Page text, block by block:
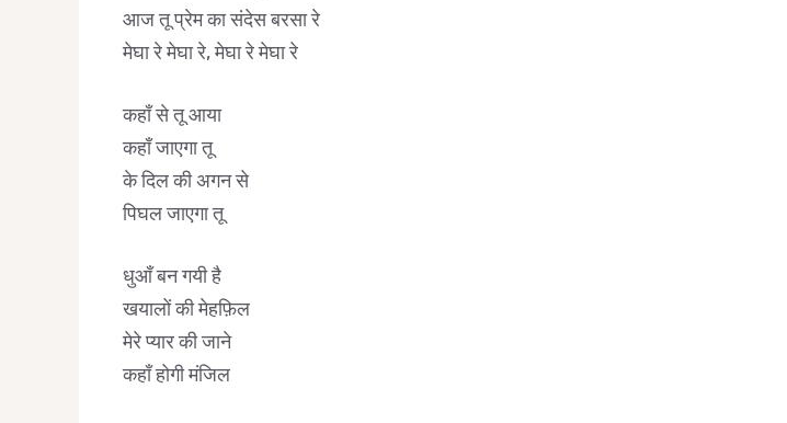
आज तू प्रेम का संदेस बरसा रे
मेघा रे मेघा रे, मेघा रे मेघा रे
कहाँ से तू आया
कहाँ जाएगा तू
के दिल की अगन से
पिघल जाएगा तू
धुआँ बन गयी है
खयालों की मेहफ़िल
मेरे प्यार की जाने
कहाँ होगी मंजिल